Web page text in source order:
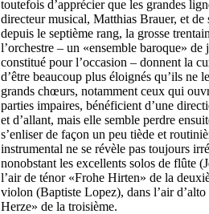
toutefois d’apprécier que les grandes
directeur musical, Matthias Brauer, et de
depuis le septième rang, la grosse
l’orchestre – un «ensemble baroque» de
constitué pour l’occasion – donnent la
d’être beaucoup plus éloignés qu’ils ne
grands chœurs, notamment ceux qui
parties impaires, bénéficient d’une
et d’allant, mais elle semble perdre
s’enliser de façon un peu tiède et
instrumental ne se révèle pas toujours
nonobstant les excellents solos de flûte
l’air de ténor «Frohe Hirten» de la
violon (Baptiste Lopez), dans l’air d’alto
Herze» de la troisième.